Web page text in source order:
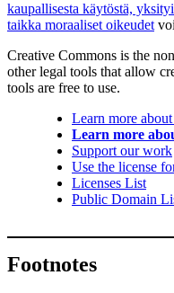
kaupallisesta käytöstä,
taikka moraaliset oikeudet
Creative Commons is the
other legal tools that allow
tools are free to use.
Learn more
Learn more
Support our work
Use the license
Licenses List
Public Domain
Footnotes